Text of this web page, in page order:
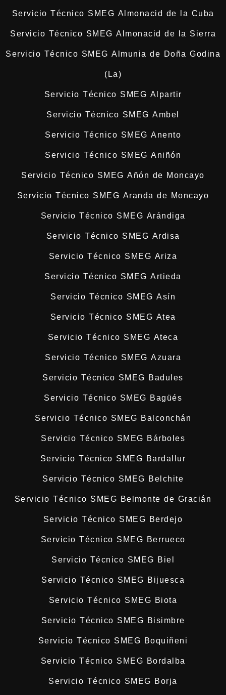
Servicio Técnico SMEG Almonacid de la Cuba
Servicio Técnico SMEG Almonacid de la Sierra
Servicio Técnico SMEG Almunia de Doña Godina
(La)
Servicio Técnico SMEG Alpartir
Servicio Técnico SMEG Ambel
Servicio Técnico SMEG Anento
Servicio Técnico SMEG Aniñón
Servicio Técnico SMEG Añón de Moncayo
Servicio Técnico SMEG Aranda de Moncayo
Servicio Técnico SMEG Arándiga
Servicio Técnico SMEG Ardisa
Servicio Técnico SMEG Ariza
Servicio Técnico SMEG Artieda
Servicio Técnico SMEG Asín
Servicio Técnico SMEG Atea
Servicio Técnico SMEG Ateca
Servicio Técnico SMEG Azuara
Servicio Técnico SMEG Badules
Servicio Técnico SMEG Bagüés
Servicio Técnico SMEG Balconchán
Servicio Técnico SMEG Bárboles
Servicio Técnico SMEG Bardallur
Servicio Técnico SMEG Belchite
Servicio Técnico SMEG Belmonte de Gracián
Servicio Técnico SMEG Berdejo
Servicio Técnico SMEG Berrueco
Servicio Técnico SMEG Biel
Servicio Técnico SMEG Bijuesca
Servicio Técnico SMEG Biota
Servicio Técnico SMEG Bisimbre
Servicio Técnico SMEG Boquiñeni
Servicio Técnico SMEG Bordalba
Servicio Técnico SMEG Borja